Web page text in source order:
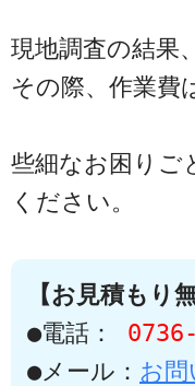
現地調査の結果
その際、作業費
些細なお困りご
ください。
【お見積もり
●電話：
●メール： お問